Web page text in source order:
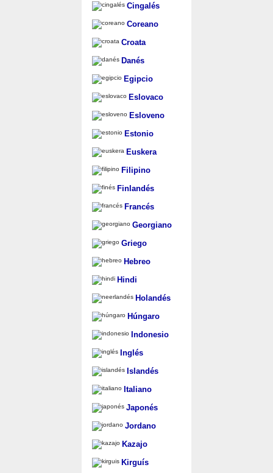
Cingalés
Coreano
Croata
Danés
Egipcio
Eslovaco
Esloveno
Estonio
Euskera
Filipino
Finlandés
Francés
Georgiano
Griego
Hebreo
Hindi
Holandés
Húngaro
Indonesio
Inglés
Islandés
Italiano
Japonés
Jordano
Kazajo
Kirguís